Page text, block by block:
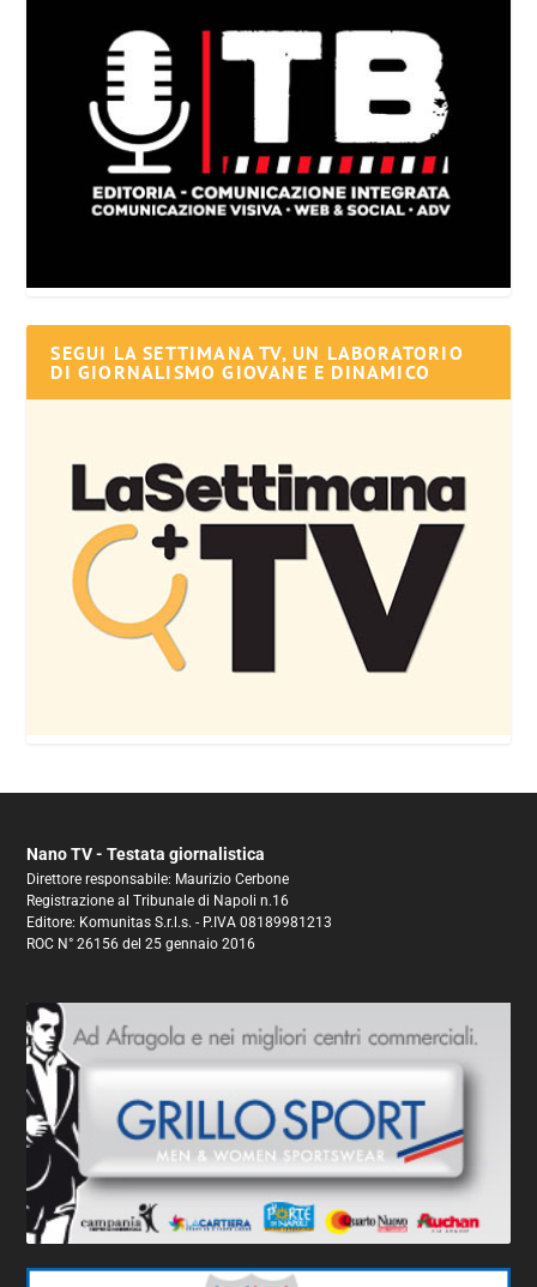
SEGUI LA SETTIMANA TV, UN LABORATORIO
DI GIORNALISMO GIOVANE E DINAMICO
Nano TV - Testata giornalistica
Direttore responsabile: Maurizio Cerbone
Registrazione al Tribunale di Napoli n.16
Editore: Komunitas S.r.l.s. - P.IVA 08189981213
ROC N° 26156 del 25 gennaio 2016